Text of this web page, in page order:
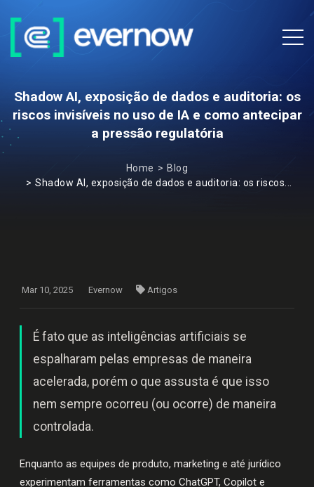
Shadow AI, exposição de dados e auditoria: os
riscos invisíveis no uso de IA e como antecipar
a pressão regulatória
Home
Blog
Shadow AI, exposição de dados e auditoria: os riscos...
Mar 10, 2025 Evernow Artigos
É fato que as inteligências artificiais se
espalharam pelas empresas de maneira
acelerada, porém o que assusta é que isso
nem sempre ocorreu (ou ocorre) de maneira
controlada.
Enquanto as equipes de produto, marketing e até jurídico
experimentam ferramentas como ChatGPT, Copilot e